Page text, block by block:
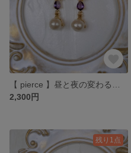
2,300円
残り1点